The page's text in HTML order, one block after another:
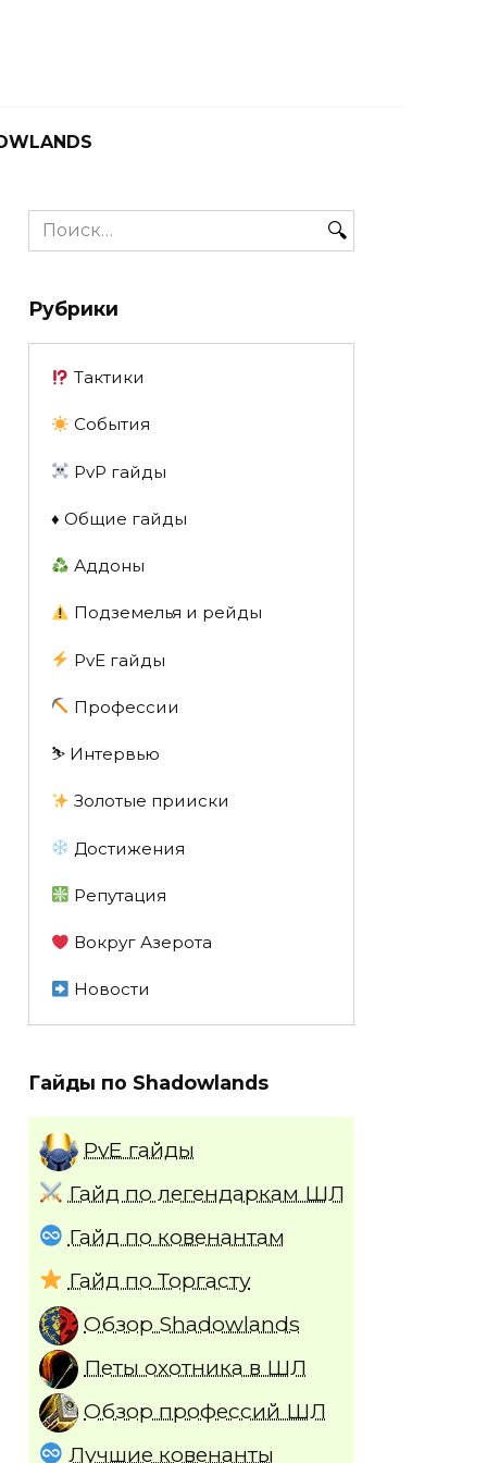
Search
for:
Рубрики
Тактики
События
PvP гайды
♦️ Общие гайды
Аддоны
Подземелья и рейды
PvE гайды
Профессии
⛷️ Интервью
Золотые прииски
Достижения
Репутация
Вокруг Азерота
Новости
Гайды по Shadowlands
PvE гайды
Гайд по легендаркам ШЛ
Гайд по ковенантам
Гайд по Торгасту
Обзор Shadowlands
Петы охотника в ШЛ
Обзор профессий ШЛ
Лучшие ковенанты